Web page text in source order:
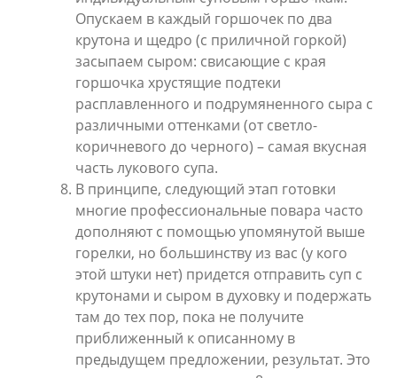
Опускаем в каждый горшочек по два
крутона и щедро (с приличной горкой)
засыпаем сыром: свисающие с края
горшочка хрустящие подтеки
расплавленного и подрумяненного сыра с
различными оттенками (от светло-
коричневого до черного) – самая вкусная
часть лукового супа.
В принципе, следующий этап готовки
многие профессиональные повара часто
дополняют с помощью упомянутой выше
горелки, но большинству из вас (у кого
этой штуки нет) придется отправить суп с
крутонами и сыром в духовку и подержать
там до тех пор, пока не получите
приближенный к описанному в
предыдущем предложении, результат. Это